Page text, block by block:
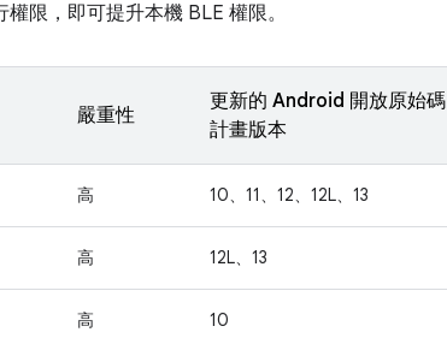
限，即可提升本機 BLE 權限。
嚴重性
更新的 Android 開放原始碼
計畫版本
高 10、11、12、12L、13
高 12L、13
高 10